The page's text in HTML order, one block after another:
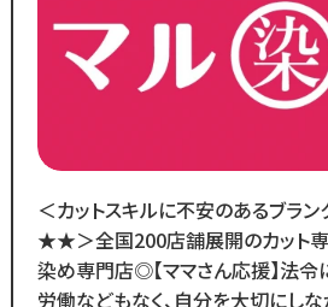
30代～50代の方に
多く選ばれています！
ブランクがあっても大丈夫！
数多くのスタッフ教育をしてきた
ノウハウによる安心の教育制度あり
各店舗にベテランスタッフが
在籍しているので
分からないことがあれば
＜カットスキルに不安のあるブラ
★★＞全国200店舗展開のカット
染め専門店◎【ママさん応援】法令
労働などもなく、自分を大切にし